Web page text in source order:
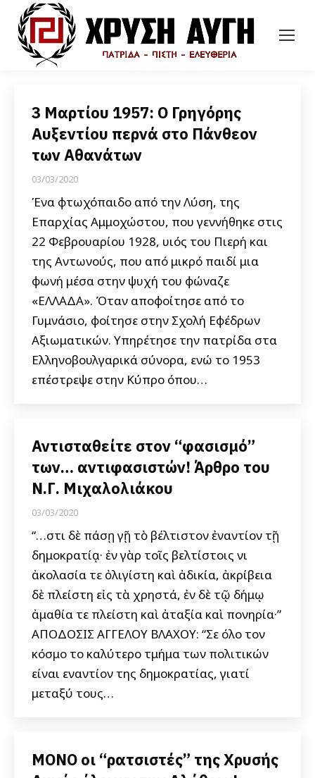
3 Μαρτίου 1957: Ο Γρηγόρης
Αυξεντίου περνά στο Πάνθεον
των Αθανάτων
03/03/2020
Ένα φτωχόπαιδο από την Λύση, της
Επαρχίας Αμμοχώστου, που γεννήθηκε στις
22 Φεβρουαρίου 1928, υιός του Πιερή και
της Αντωνούς, που από μικρό παιδί μια
φωνή μέσα στην ψυχή του φώναζε
«ΕΛΛΑΔΑ». Όταν αποφοίτησε από το
Γυμνάσιο, φοίτησε στην Σχολή Εφέδρων
Αξιωματικών. Υπηρέτησε την πατρίδα στα
Ελληνοβουλγαρικά σύνορα, ενώ το 1953
επέστρεψε στην Κύπρο όπου…
Αντισταθείτε στον “φασισμό”
των… αντιφασιστών! Άρθρο του
Ν.Γ. Μιχαλολιάκου
03/03/2020
“…ἔστι δὲ πάσῃ γῇ τὸ βέλτιστον ἐναντίον τῇ
δημοκρατίᾳ· ἐν γὰρ τοῖς βελτίστοις ἔνι
ἀκολασία τε ὀλιγίστη καὶ ἀδικία, ἀκρίβεια
δὲ πλείστη εἰς τὰ χρηστά, ἐν δὲ τῷ δήμῳ
ἀμαθία τε πλείστη καὶ ἀταξία καὶ πονηρία·”
ΑΠΟΔΟΣΙΣ ΑΓΓΕΛΟΥ ΒΛΑΧΟΥ: “Σε όλο τον
κόσμο το καλύτερο τμήμα των πολιτικών
είναι εναντίον της δημοκρατίας, γιατί
μεταξύ τους…
ΜΟΝΟ οι “ρατσιστές” της Χρυσής